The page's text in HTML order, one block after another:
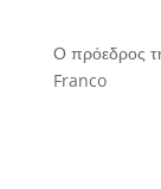
Ο πρόεδρος
Franco